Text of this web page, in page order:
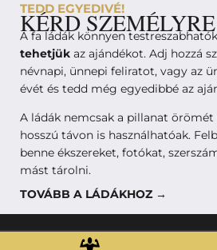
TEDD EGYEDIVÉ!
KÉRD
A fa ládák könnyen
tehetjük az ajándékot. Adj hozzá
névnapi, ünnepi feliratot, vagy az
évét és tedd még egyedibbé az
A ládák nemcsak a pillanat
hosszú távon is használhatóak.
benne ékszereket, fotókat,
mást tárolni.
TOVÁBB A LÁDÁKHOZ →